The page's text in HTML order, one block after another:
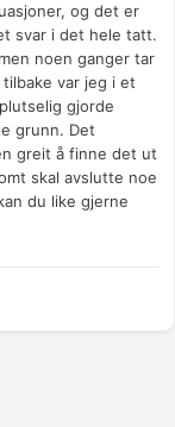
og det er
svar i det hele tatt.
noen ganger tar
var jeg i et
gjorde
grunn. Det
greit å finne det ut
skal avslutte noe
du like gjerne